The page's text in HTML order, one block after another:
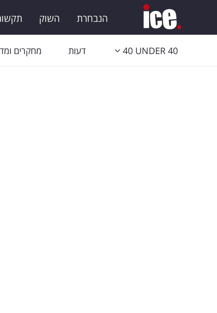
הנבחרת השוק
40 UNDER 40 דעות מחקרים